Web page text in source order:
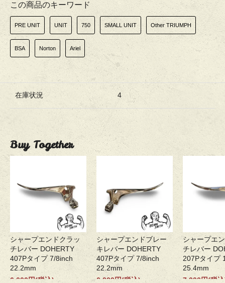
この商品のキーワード
PRE UNIT UNIT 750 SMALL UNIT Other TRIUMPH
BSA Norton Ariel
在庫状況 4
Buy Together
シャープエンドクラッ
チレバー DOHERTY
407Pタイプ 7/8inch
22.2mm
6,000円(税込)
シャープエンドブレー
キレバー DOHERTY
407Pタイプ 7/8inch
22.2mm
6,000円(税込)
シャープエ
チレバー
207Pタイプ
25.4mm
7,000円(税